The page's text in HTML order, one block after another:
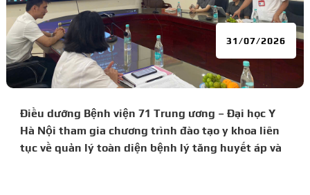
Điều dưỡng Bệnh viện 71 Trung ương – Đại học Y
Hà Nội tham gia chương trình đào tạo y khoa liên
tục về quản lý toàn diện bệnh lý tăng huyết áp và
31/07/2026